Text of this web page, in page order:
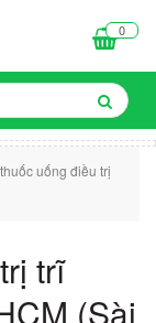
0
uống điều trị
trĩ
(Sài